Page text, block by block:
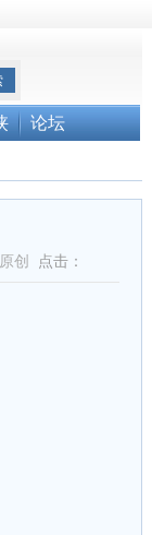
论坛
创 点击：